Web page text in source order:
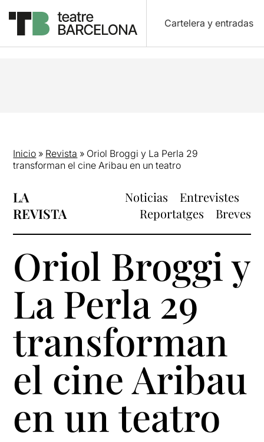
Cartelera y entradas
Inicio » Revista » Oriol Broggi y La Perla 29
transforman el cine Aribau en un teatro
LA
REVISTA
Noticias
Entrevistes
Reportatges
Breves
Oriol Broggi y
La Perla 29
transforman
el cine Aribau
en un teatro